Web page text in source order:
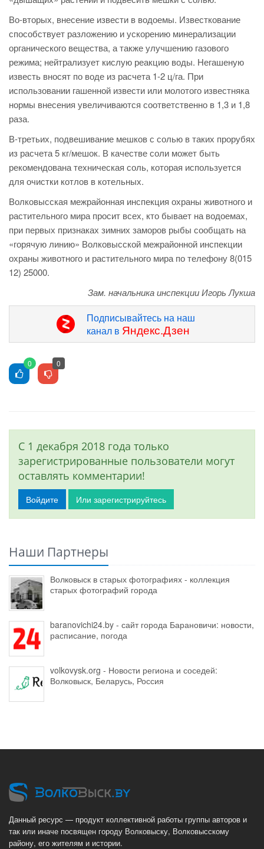
Во-вторых, внесение извести в водоемы. Известкование
способствует разложению и ускорению минерализации
органического вещества, а также улучшению газового
режима; нейтрализует кислую реакцию воды. Негашеную
известь вносят по воде из расчета 1-2 ц/га. При
использовании гашенной извести или молотого известняка
нормы внесения увеличиваются соответственно в 1,3 и 1,8
раза.
В-третьих, подвешивание мешков с солью в таких прорубях
из расчета 5 кг/мешок. В качестве соли может быть
рекомендована техническая соль, которая используется
для очистки котлов в котельных.
Волковысская межрайонная инспекция охраны животного и
растительного мира просит всех, кто бывает на водоемах,
при первых признаках зимних заморов рыбы сообщать на
«горячую линию» Волковысской межрайонной инспекции
охраны животного и растительного мира по телефону 8(015
12) 25000.
Зам. начальника инспекции Игорь Лукша
Подписывайтесь на наш
канал в Яндекс.Дзен
0 0
С 1 декабря 2018 года только
зарегистрированные пользователи могут
оставлять комментарии!
Войдите Или зарегистрируйтесь
Наши Партнеры
Волковыск в старых фотографиях - коллекция
старых фотографий города
baranovichi24.by - сайт города Барановичи: новости,
расписание, погода
volkovysk.org - Новости региона и соседей:
Волковыск, Беларусь, Россия
Данный ресурс — продукт коллективной работы группы авторов и
так или иначе посвящен городу Волковыску, Волковысскому
району, его жителям и истории.